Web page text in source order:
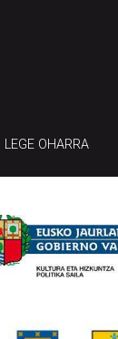
LEGE OHARRA